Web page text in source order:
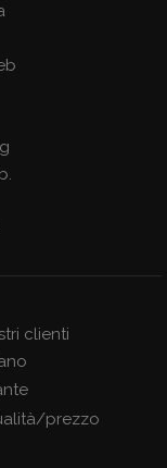
clienti
prezzo